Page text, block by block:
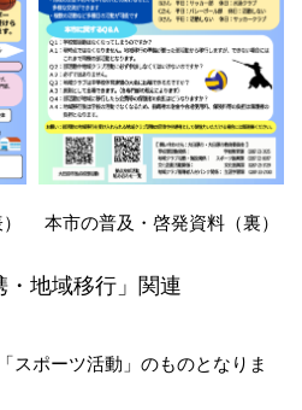
本市の普及・啓発資料（裏）
地域移行」関連
スポーツ活動」のものとなりま